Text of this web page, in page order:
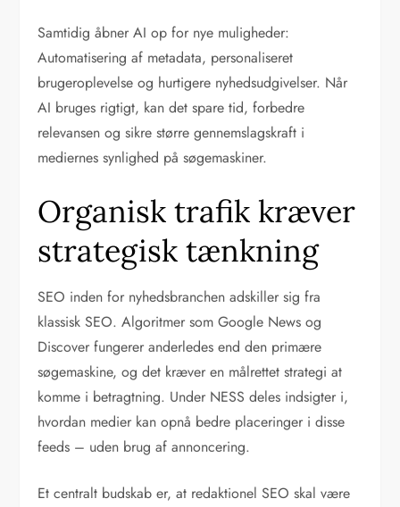
Samtidig åbner AI op for nye muligheder:
Automatisering af metadata, personaliseret
brugeroplevelse og hurtigere nyhedsudgivelser. Når
AI bruges rigtigt, kan det spare tid, forbedre
relevansen og sikre større gennemslagskraft i
mediernes synlighed på søgemaskiner.
Organisk trafik kræver
strategisk tænkning
SEO inden for nyhedsbranchen adskiller sig fra
klassisk SEO. Algoritmer som Google News og
Discover fungerer anderledes end den primære
søgemaskine, og det kræver en målrettet strategi at
komme i betragtning. Under NESS deles indsigter i,
hvordan medier kan opnå bedre placeringer i disse
feeds – uden brug af annoncering.
Et centralt budskab er, at redaktionel SEO skal være